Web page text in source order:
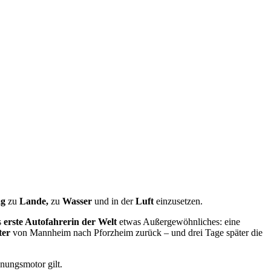
zu Lande, zu Wasser und in derLuft einzusetzen.
erste Autofahrerin der Welt etwas Außergewöhnliches: eine
von Mannheim nach Pforzheim zurück – und drei Tage später die
gilt.